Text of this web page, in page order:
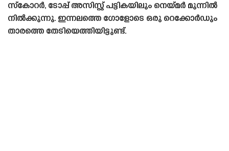
സ്കോറർ, ടോപ്പ് അസിസ്റ്റ് പട്ടികയിലും നെയ്‌മർ മുന്നിൽ
നിൽക്കുന്നു. ഇന്നലത്തെ ഗോളോടെ ഒരു റെക്കോർഡും
താരത്തെ തേടിയെത്തിയിട്ടുണ്ട്.